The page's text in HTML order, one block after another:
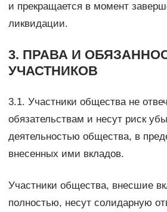
и прекращается в момент
ликвидации.
3. ПРАВА И
УЧАСТНИКОВ
3.1. Участники общества не
обязательствам и несут риск
деятельностью общества, в
внесенных ими вкладов.
Участники общества, внесшие
полностью, несут солидарную